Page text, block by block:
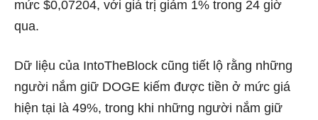
mức $0,07204, với giá trị giảm 1% trong 24 giờ
qua.
Dữ liệu của IntoTheBlock cũng tiết lộ rằng những
người nắm giữ DOGE kiếm được tiền ở mức giá
hiện tại là 49%, trong khi những người nắm giữ